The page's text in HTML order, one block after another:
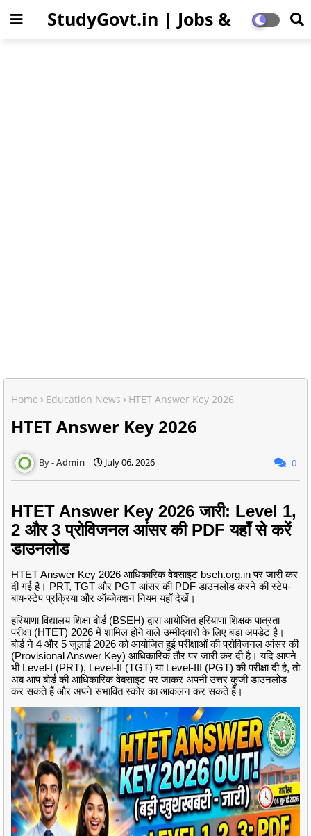
StudyGovt.in | Jobs &
Home Education News HTET Answer Key 2026
HTET Answer Key 2026
Admin July 06, 2026 0
HTET Answer Key 2026 जारी: Level 1,
2 और 3 प्रोविजनल आंसर की PDF यहाँ से करें
डाउनलोड
HTET Answer Key 2026 आधिकारिक वेबसाइट bseh.org.in पर जारी कर
दी गई है। PRT, TGT और PGT आंसर की PDF डाउनलोड करने की स्टेप-
बाय-स्टेप प्रक्रिया और ऑब्जेक्शन नियम यहाँ देखें।
हरियाणा विद्यालय शिक्षा बोर्ड (BSEH) द्वारा आयोजित हरियाणा शिक्षक पात्रता
परीक्षा (HTET) 2026 में शामिल होने वाले उम्मीदवारों के लिए बड़ा अपडेट है।
बोर्ड ने 4 और 5 जुलाई 2026 को आयोजित हुई परीक्षाओं की प्रोविजनल आंसर की
(Provisional Answer Key) आधिकारिक तौर पर जारी कर दी है। यदि आपने
भी Level-I (PRT), Level-II (TGT) या Level-III (PGT) की परीक्षा दी है, तो
अब आप बोर्ड की आधिकारिक वेबसाइट पर जाकर अपनी उत्तर कुंजी डाउनलोड
कर सकते हैं और अपने संभावित स्कोर का आकलन कर सकते हैं।